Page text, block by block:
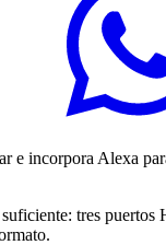
e incorpora Alexa
tres